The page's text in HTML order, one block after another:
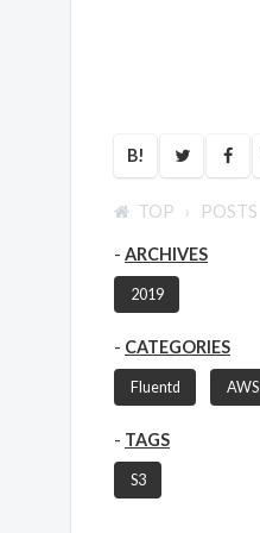
B!
TOP POSTS
ARCHIVES
2019
CATEGORIES
Fluentd AWS
TAGS
S3